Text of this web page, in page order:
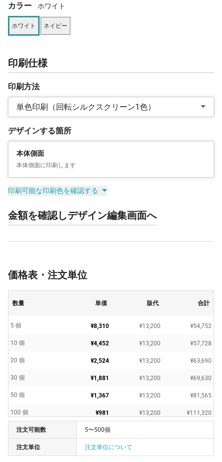
カラー ホワイト
ホワイト ネイビー
印刷仕様
印刷方法
単色印刷（回転シルクスクリーン1色）
デザインする箇所
本体側面
本体側面に印刷します
印刷可能な印刷色を確認する
金額を確認しデザイン編集画面へ
価格表・注文単位
数量 単価 版代 合計
5 個 ¥8,310 ¥13,200 ¥54,752
10 個 ¥4,452 ¥13,200 ¥57,728
20 個 ¥2,524 ¥13,200 ¥63,690
30 個 ¥1,881 ¥13,200 ¥69,630
50 個 ¥1,367 ¥13,200 ¥81,565
100 個 ¥981 ¥13,200 ¥111,320
120 個 ¥888
200 個 ¥772
注文可能数 5〜500個
注文単位 注文単位について